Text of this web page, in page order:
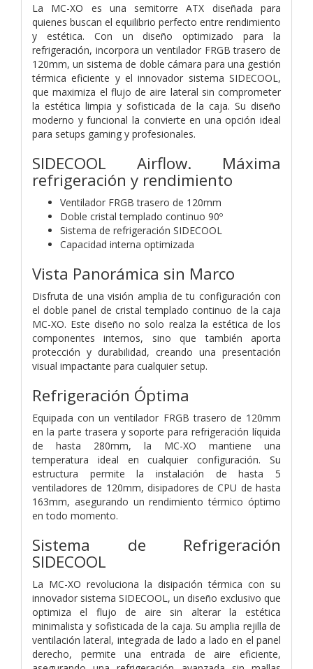
La MC-XO es una semitorre ATX diseñada para
quienes buscan el equilibrio perfecto entre rendimiento
y estética. Con un diseño optimizado para la
refrigeración, incorpora un ventilador FRGB trasero de
120mm, un sistema de doble cámara para una gestión
térmica eficiente y el innovador sistema SIDECOOL,
que maximiza el flujo de aire lateral sin comprometer
la estética limpia y sofisticada de la caja. Su diseño
moderno y funcional la convierte en una opción ideal
para setups gaming y profesionales.
SIDECOOL Airflow. Máxima
refrigeración y rendimiento
Ventilador FRGB trasero de 120mm
Doble cristal templado continuo 90º
Sistema de refrigeración SIDECOOL
Capacidad interna optimizada
Vista Panorámica sin Marco
Disfruta de una visión amplia de tu configuración con
el doble panel de cristal templado continuo de la caja
MC-XO. Este diseño no solo realza la estética de los
componentes internos, sino que también aporta
protección y durabilidad, creando una presentación
visual impactante para cualquier setup.
Refrigeración Óptima
Equipada con un ventilador FRGB trasero de 120mm
en la parte trasera y soporte para refrigeración líquida
de hasta 280mm, la MC-XO mantiene una
temperatura ideal en cualquier configuración. Su
estructura permite la instalación de hasta 5
ventiladores de 120mm, disipadores de CPU de hasta
163mm, asegurando un rendimiento térmico óptimo
en todo momento.
Sistema de Refrigeración
SIDECOOL
La MC-XO revoluciona la disipación térmica con su
innovador sistema SIDECOOL, un diseño exclusivo que
optimiza el flujo de aire sin alterar la estética
minimalista y sofisticada de la caja. Su amplia rejilla de
ventilación lateral, integrada de lado a lado en el panel
derecho, permite una entrada de aire eficiente,